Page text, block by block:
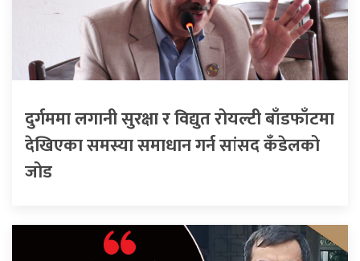
दुर्गममा लगानी सुरक्षा र विद्युत रोयल्टी बाँडफाँटमा
देखिएका समस्या समाधान गर्न सांसद कँडेलको
जोड